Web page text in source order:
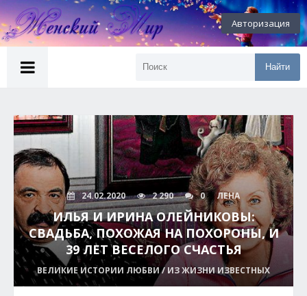
Авторизация
Найти
24.02.2020 2 290 0 ЛЕНА
ИЛЬЯ И ИРИНА ОЛЕЙНИКОВЫ:
СВАДЬБА, ПОХОЖАЯ НА ПОХОРОНЫ, И
39 ЛЕТ ВЕСЕЛОГО СЧАСТЬЯ
ВЕЛИКИЕ ИСТОРИИ ЛЮБВИ / ИЗ ЖИЗНИ ИЗВЕСТНЫХ